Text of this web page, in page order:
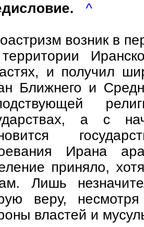
^
возник в
и получил
Ближнего и
а с
Ирана
приняло,
Лишь
веру,
властей и